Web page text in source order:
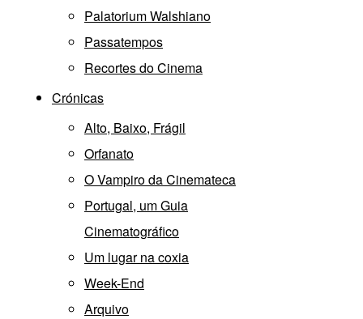
Palatorium Walshiano
Passatempos
Recortes do Cinema
Crónicas
Alto, Baixo, Frágil
Orfanato
O Vampiro da Cinemateca
Portugal, um Guia
Cinematográfico
Um lugar na coxia
Week-End
Arquivo